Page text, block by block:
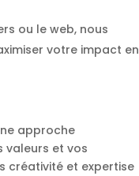
ou le web, nous
votre impact en
approche
valeurs et vos
créativité et expertise